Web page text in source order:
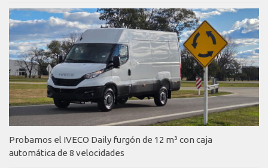
Probamos el IVECO Daily furgón de 12 m³ con caja
automática de 8 velocidades